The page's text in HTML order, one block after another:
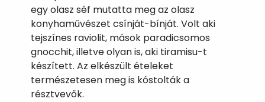
egy olasz séf mutatta meg az olasz
konyhaművészet csínját-bínját. Volt aki
tejszínes raviolit, mások paradicsomos
gnocchit, illetve olyan is, aki tiramisu-t
készített. Az elkészült ételeket
természetesen meg is kóstolták a
résztvevők.